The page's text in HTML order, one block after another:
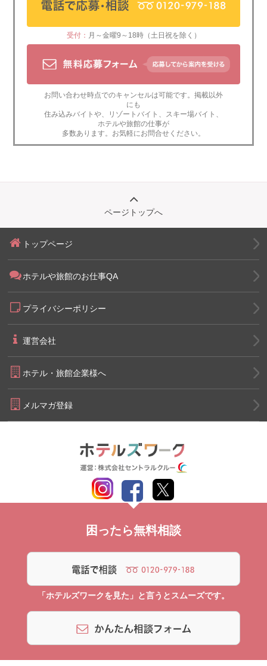
受付： 月～金曜9～18時（土日祝を除く）
お問い合わせ時点でのキャンセルは可能です。掲載以外
にも
住み込みバイト や、 リゾートバイト スキー場バイト
ホテルや旅館の仕事が
多数あります。お気軽にお問合せください。
ページトップへ
トップページ
ホテルや旅館のお仕事QA
プライバシーポリシー
運営会社
ホテル・旅館企業様へ
メルマガ登録
困ったら無料相談
「ホテルズワークを見た」と言うとスムーズです。